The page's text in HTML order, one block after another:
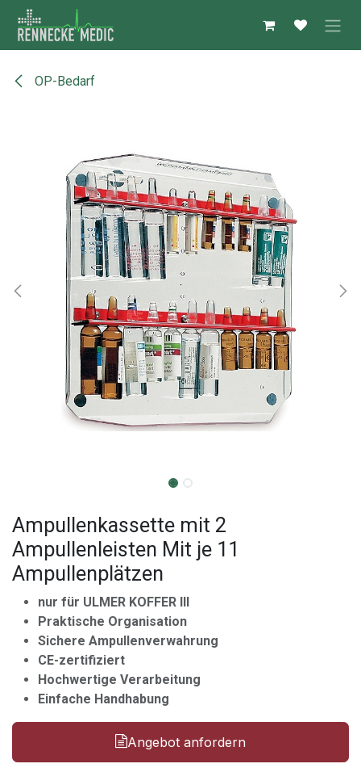
Zum Inhalt springen
OP-Bedarf
Ampullenkassette mit 2
Ampullenleisten Mit je 11
Ampullenplätzen
nur für ULMER KOFFER III
Praktische Organisation
Sichere Ampullenverwahrung
CE-zertifiziert
Hochwertige Verarbeitung
Einfache Handhabung
Angebot anfordern